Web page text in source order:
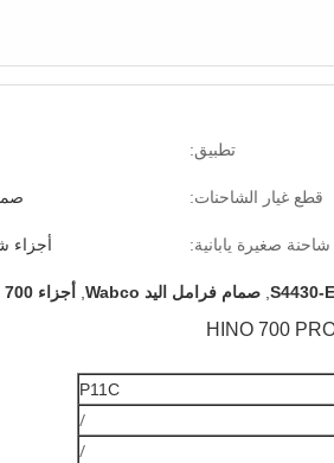
تطبيق:
قطع غيار الشاحنات:
صغيرة يابانية: أجزاء
S4430- صمام فرامل اليد Wabco أجزاء ISUZU Hino 700
P11C
/
/